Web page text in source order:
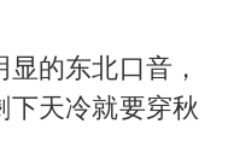
的东北口音，
天冷就要穿秋